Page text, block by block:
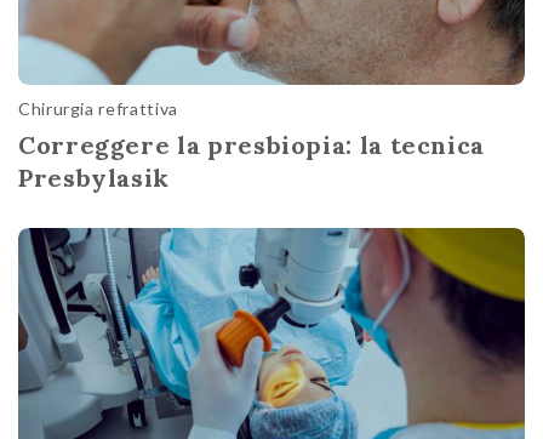
Chirurgia refrattiva
Correggere la presbiopia: la tecnica
Presbylasik